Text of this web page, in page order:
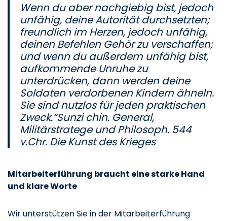
Wenn du aber nachgiebig bist, jedoch
unfähig, deine Autorität durchsetzten;
freundlich im Herzen, jedoch unfähig,
deinen Befehlen Gehör zu verschaffen;
und wenn du außerdem unfähig bist,
aufkommende Unruhe zu
unterdrücken, dann werden deine
Soldaten verdorbenen Kindern ähneln.
Sie sind nutzlos für jeden praktischen
Zweck.“Sunzi chin. General,
Militärstratege und Philosoph. 544
v.Chr. Die Kunst des Krieges
Mitarbeiterführung braucht eine starke Hand
und klare Worte
Wir unterstützen Sie in der Mitarbeiterführung